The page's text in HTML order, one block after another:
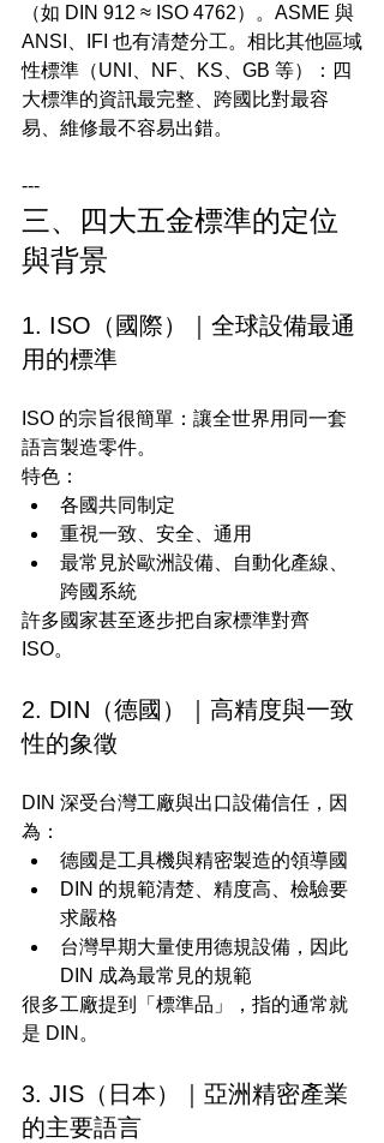
（如 DIN 912 ≈ ISO 4762）。ASME 與
ANSI、IFI 也有清楚分工。相比其他區域
性標準（UNI、NF、KS、GB 等）：四
大標準的資訊最完整、跨國比對最容
易、維修最不容易出錯。
---
三、四大五金標準的定位
與背景
1. ISO（國際）｜全球設備最通
用的標準
ISO 的宗旨很簡單：讓全世界用同一套
語言製造零件。
特色：
各國共同制定
重視一致、安全、通用
最常見於歐洲設備、自動化產線、
跨國系統
許多國家甚至逐步把自家標準對齊
ISO。
2. DIN（德國）｜高精度與一致
性的象徵
DIN 深受台灣工廠與出口設備信任，因
為：
德國是工具機與精密製造的領導國
DIN 的規範清楚、精度高、檢驗要
求嚴格
台灣早期大量使用德規設備，因此
DIN 成為最常見的規範
很多工廠提到「標準品」，指的通常就
是 DIN。
3. JIS（日本）｜亞洲精密產業
的主要語言